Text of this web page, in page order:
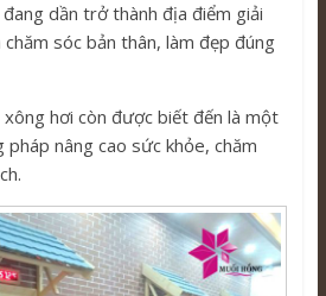
dần trở thành địa điểm giải
sóc bản thân, làm đẹp đúng
xông hơi còn được biết đến là một
nâng cao sức khỏe, chăm